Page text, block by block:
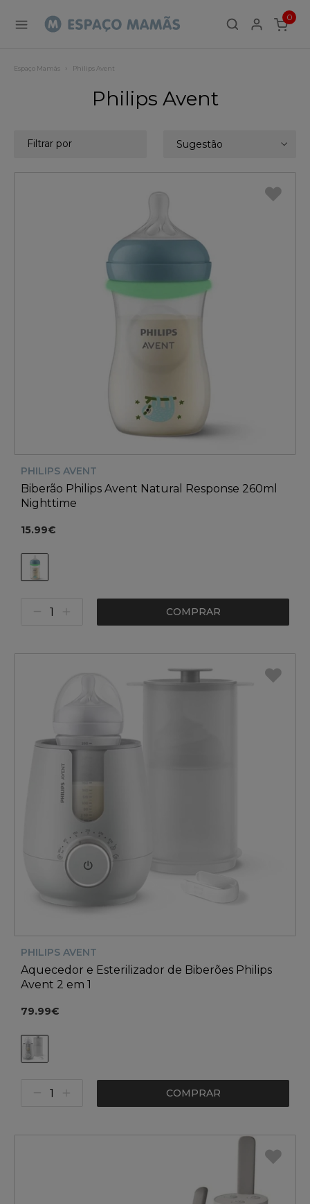
0
ITEMS
Espaço Mamãs Philips Avent
Philips Avent
Sugestão
Filtrar por
PHILIPS AVENT
Biberão Philips Avent Natural Response 260ml
Nighttime
15.99€
COMPRAR
PHILIPS AVENT
Aquecedor e Esterilizador de Biberões Philips
Avent 2 em 1
79.99€
COMPRAR